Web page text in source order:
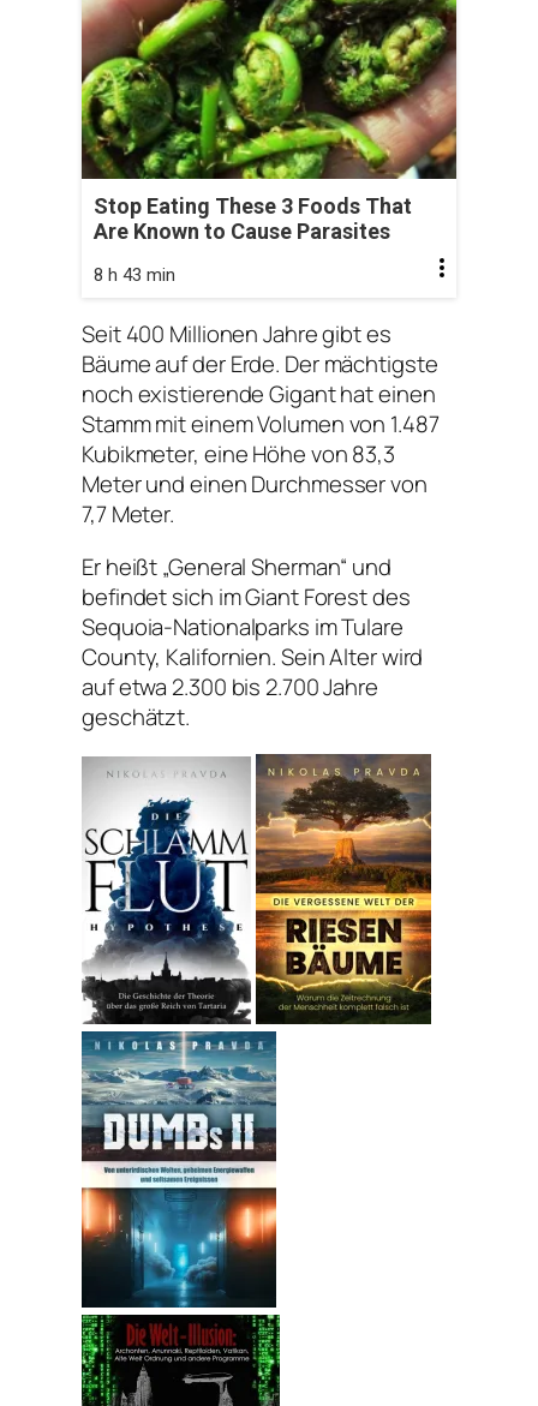
Stop Eating These 3 Foods That
Are Known to Cause Parasites
8 h 43 min
Seit 400 Millionen Jahre gibt es
Bäume auf der Erde. Der mächtigste
noch existierende Gigant hat einen
Stamm mit einem Volumen von 1.487
Kubikmeter, eine Höhe von 83,3
Meter und einen Durchmesser von
7,7 Meter.
Er heißt „General Sherman“ und
befindet sich im Giant Forest des
Sequoia-Nationalparks im Tulare
County, Kalifornien. Sein Alter wird
auf etwa 2.300 bis 2.700 Jahre
geschätzt.